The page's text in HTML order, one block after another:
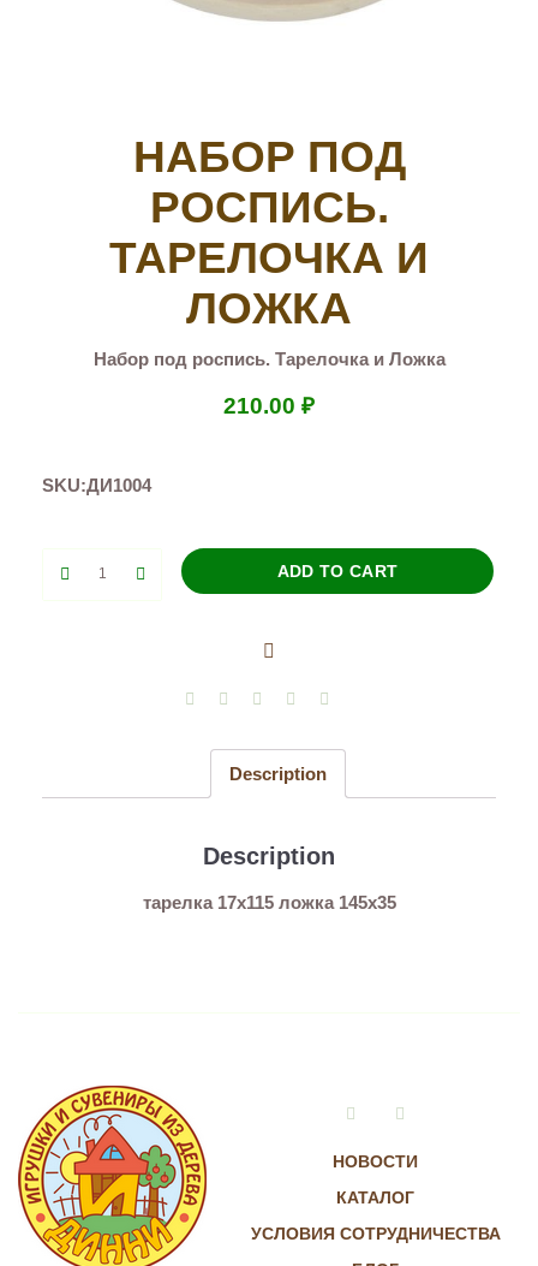
НАБОР ПОД
РОСПИСЬ.
ТАРЕЛОЧКА И
ЛОЖКА
Набор под роспись. Тарелочка и Ложка
210.00 ₽
SKU:ДИ1004
ADD TO CART
Description
Description
тарелка 17х115 ложка 145х35
НОВОСТИ
КАТАЛОГ
УСЛОВИЯ СОТРУДНИЧЕСТВА
VkontakteInstagram